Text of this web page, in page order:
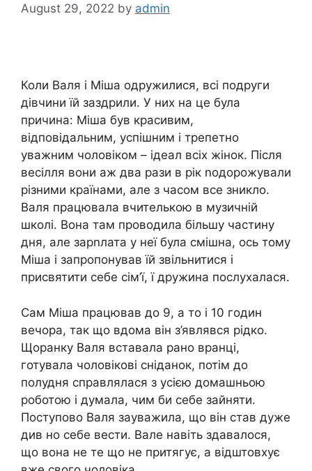
August 29, 2022 by admin
Коли Валя і Міша одружилися, всі подруги
дівчини їй заздрили. У них на це була
причина: Міша був красивим,
відповідальним, успішним і трепетно
уважним чоловіком – ідеал всіх жінок. Після
весілля вони аж два рази в рік nодорожували
різними країнами, але з часом все зникло.
Валя працювала вчителькою в музичній
школі. Вона там проводила більшу частину
дня, але зарnлата у неї була смішна, ось тому
Міша і запропонував їй звільнитися і
присвятити себе сім’ї, ї дружина послухалася.
Сам Міша працював до 9, а то і 10 годин
вечора, так що вдома він з’являвся рідко.
Щоранку Валя вставала рано вранці,
готувала чоловікові сніданок, потім до
полудня справлялася з усією домашньою
роботою і думала, чим би себе зайняти.
Поступово Валя зауважила, що він став дуже
див но себе вести. Вале навіть здавалося,
що вона не те що не притягує, а відштовхує